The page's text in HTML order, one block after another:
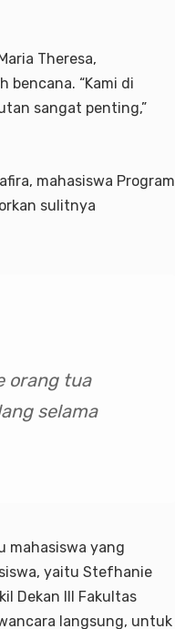
Theresa,
bencana. “Kami di
sangat penting,”
mahasiswa Program
sulitnya
orang tua
selama
mahasiswa yang
yaitu Stefhanie
Dekan III Fakultas
langsung, untuk